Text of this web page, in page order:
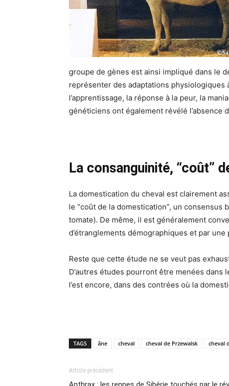
groupe de gènes est ainsi impliqué dans le
représenter des adaptations physiologiques
l’apprentissage, la réponse à la peur, la
généticiens ont également révélé l’absence
La consanguinité, “coût”
La domestication du cheval est clairement
le “coût de la domestication”, un
tomate). De même, il est généralement
d’étranglements démographiques et par une
Reste que cette étude ne se veut pas
D’autres études pourront être menées
l’est encore, dans des contrées où la
TAGS âne cheval cheval de Przewalsk cheval
Article précédent